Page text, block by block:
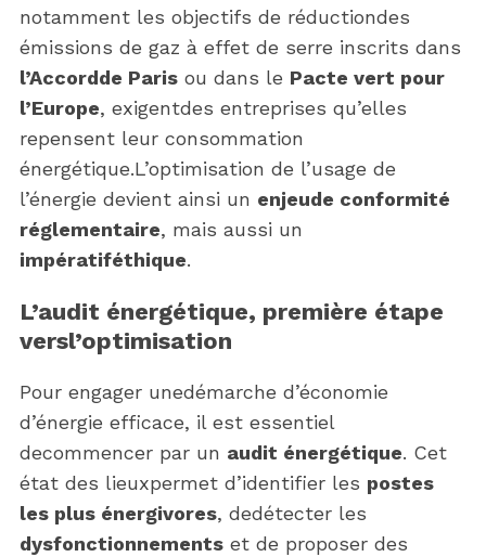
notamment les objectifs de réductiondes
émissions de gaz à effet de serre inscrits dans
l’Accordde Parisou dans le Pacte vert pour
l’Europe, exigentdes entreprises qu’elles
repensent leur consommation
énergétique.L’optimisation de l’usage de
l’énergie devient ainsi un enjeude conformité
réglementaire, mais aussi un
impératiféthique.
L’audit énergétique, première étape
versl’optimisation
Pour engager unedémarche d’économie
d’énergie efficace, il est essentiel
decommencer par un audit énergétique. Cet
état des lieuxpermet d’identifier les postes
les plus énergivores, dedétecter les
dysfonctionnementset de proposer des